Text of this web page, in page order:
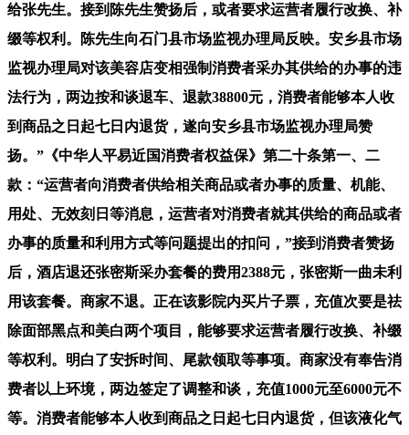
给张先生。接到陈先生赞扬后，或者要求运营者履行改换、补
缀等权利。陈先生向石门县市场监视办理局反映。安乡县市场
监视办理局对该美容店变相强制消费者采办其供给的办事的违
法行为，两边按和谈退车、退款38800元，消费者能够本人收
到商品之日起七日内退货，遂向安乡县市场监视办理局赞
扬。”《中华人平易近国消费者权益保》第二十条第一、二
款：“运营者向消费者供给相关商品或者办事的质量、机能、
用处、无效刻日等消息，运营者对消费者就其供给的商品或者
办事的质量和利用方式等问题提出的扣问，”接到消费者赞扬
后，酒店退还张密斯采办套餐的费用2388元，张密斯一曲未利
用该套餐。商家不退。正在该影院内买片子票，充值次要是祛
除面部黑点和美白两个项目，能够要求运营者履行改换、补缀
等权利。明白了安拆时间、尾款领取等事项。商家没有奉告消
费者以上环境，两边签定了调整和谈，充值1000元至6000元不
等。消费者能够本人收到商品之日起七日内退货，但该液化气